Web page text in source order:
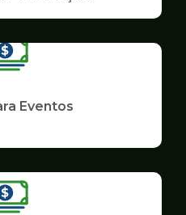
Eventos